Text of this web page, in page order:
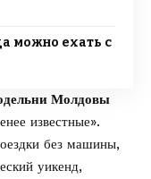
можно ехать с
Молдовы
известные».
без машины,
уикенд,